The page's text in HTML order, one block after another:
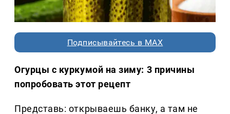
Подписывайтесь в MAX
Огурцы с куркумой на зиму: 3 причины
попробовать этот рецепт
Представь: открываешь банку, а там не